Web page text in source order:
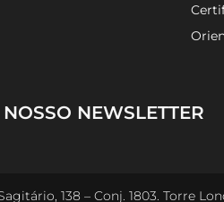
NEWSLETTER
138 – Conj. 1803. Torre